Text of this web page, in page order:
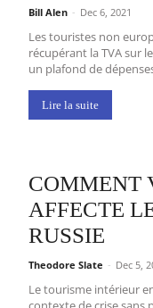
Bill Alen - Dec 6, 2021
Les touristes non
récupérant la TVA sur
un plafond de
Lire la suite
COMMENT
AFFECTE
RUSSIE
Theodore Slate - Dec 5,
Le tourisme intérieur